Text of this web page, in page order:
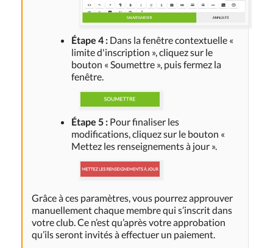
Étape 4 : Dans la fenêtre contextuelle «
limite d'inscription », cliquez sur le
bouton « Soumettre », puis fermez la
fenêtre.
Étape 5 : Pour finaliser les
modifications, cliquez sur le bouton «
Mettez les renseignements à jour ».
Grâce à ces paramètres, vous pourrez approuver
manuellement chaque membre qui s’inscrit dans
votre club. Ce n’est qu’après votre approbation
qu’ils seront invités à effectuer un paiement.